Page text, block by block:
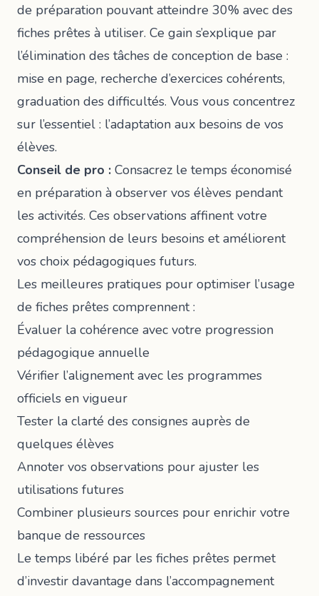
de préparation pouvant atteindre 30% avec des
fiches prêtes à utiliser. Ce gain s’explique par
l’élimination des tâches de conception de base :
mise en page, recherche d’exercices cohérents,
graduation des difficultés. Vous vous concentrez
sur l’essentiel : l’adaptation aux besoins de vos
élèves.
Conseil de pro : Consacrez le temps économisé
en préparation à observer vos élèves pendant
les activités. Ces observations affinent votre
compréhension de leurs besoins et améliorent
vos choix pédagogiques futurs.
Les meilleures pratiques pour optimiser l’usage
de fiches prêtes comprennent :
Évaluer la cohérence avec votre progression
pédagogique annuelle
Vérifier l’alignement avec les programmes
officiels en vigueur
Tester la clarté des consignes auprès de
quelques élèves
Annoter vos observations pour ajuster les
utilisations futures
Combiner plusieurs sources pour enrichir votre
banque de ressources
Le temps libéré par les fiches prêtes permet
d’investir davantage dans l’accompagnement